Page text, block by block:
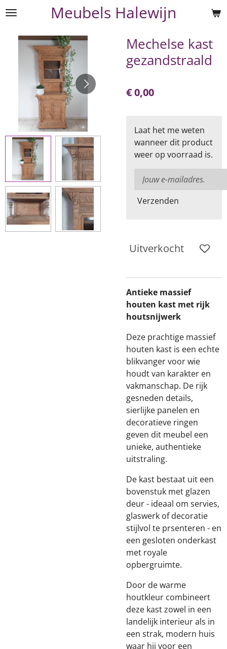
Ga
naar
hoofdinhoud
Meubels Halewijn
Mechelse kast
gezandstraald
€ 0,00
Laat het me weten
wanneer dit product
weer op voorraad is.
Verzenden
Uitverkocht
Antieke massief
houten kast met rijk
houtsnijwerk
Deze prachtige massief
houten kast is een echte
blikvanger voor wie
houdt van karakter en
vakmanschap. De rijk
gesneden details,
sierlijke panelen en
decoratieve ringen
geven dit meubel een
unieke, authentieke
uitstraling.
De kast bestaat uit een
bovenstuk met glazen
deur - ideaal om servies,
glaswerk of decoratie
stijlvol te prsenteren - en
een gesloten onderkast
met royale
opbergruimte.
Door de warme
houtkleur combineert
deze kast zowel in een
landelijk interieur als in
een strak, modern huis
waar hij voor een